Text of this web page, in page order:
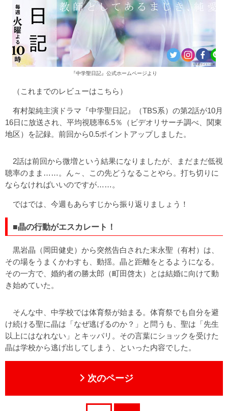
『中学聖日記』公式ホームページより
（これまでのレビューはこちら ）
有村架純主演ドラマ『中学聖日記』（TBS系）の第2話が10月
16日に放送され、平均視聴率6.5％（ビデオリサーチ調べ、関東
地区）を記録。前回から0.5ポイントアップしました。
2話は前回から微増という結果になりましたが、まだまだ低視
聴率のまま……。ん～、この先どうなることやら。打ち切りに
ならなければいいのですが……。
ではでは、今週もあらすじから振り返りましょう！
■晶の行動がエスカレート！
黒岩晶（岡田健史）から突然告白された末永聖（有村）は、
その場をうまくかわすも、動揺。晶と距離をとるようになる。
その一方で、婚約者の勝太郎（町田啓太）とは結婚に向けて動
き始めていた。
そんな中、中学校では体育祭が始まる。体育祭でも自分を避
け続ける聖に晶は「なぜ逃げるのか？」と問うも、聖は「先生
以上にはなれない」とキッパリ。その言葉にショックを受けた
晶は学校から逃げ出してしまう、といった内容でした。
次のページ